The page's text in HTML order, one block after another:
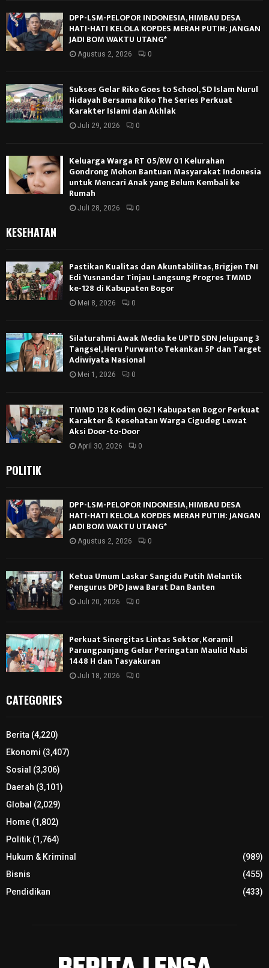
DPP-LSM-PELOPOR INDONESIA, HIMBAU DESA
HATI-HATI KELOLA KOPDES MERAH PUTIH: JANGAN
JADI BOM WAKTU UTANG*
Agustus 2, 2026 0
Sukses Gelar Riko Goes to School, SD Islam Nurul
Hidayah Bersama Riko The Series Perkuat
Karakter Islami dan Akhlak
Juli 29, 2026 0
Keluarga Warga RT 05/RW 01 Kelurahan
Gondrong Mohon Bantuan Masyarakat Indonesia
untuk Mencari Anak yang Belum Kembali ke
Rumah
Juli 28, 2026 0
KESEHATAN
Pastikan Kualitas dan Akuntabilitas, Brigjen TNI
Edi Yusnandar Tinjau Langsung Progres TMMD
ke-128 di Kabupaten Bogor
Mei 8, 2026 0
Silaturahmi Awak Media ke UPTD SDN Jelupang 3
Tangsel, Heru Purwanto Tekankan 5P dan Target
Adiwiyata Nasional
Mei 1, 2026 0
TMMD 128 Kodim 0621 Kabupaten Bogor Perkuat
Karakter & Kesehatan Warga Cigudeg Lewat
Aksi Door-to-Door
April 30, 2026 0
POLITIK
DPP-LSM-PELOPOR INDONESIA, HIMBAU DESA
HATI-HATI KELOLA KOPDES MERAH PUTIH: JANGAN
JADI BOM WAKTU UTANG*
Agustus 2, 2026 0
Ketua Umum Laskar Sangidu Putih Melantik
Pengurus DPD Jawa Barat Dan Banten
Juli 20, 2026 0
Perkuat Sinergitas Lintas Sektor, Koramil
Parungpanjang Gelar Peringatan Maulid Nabi
1448 H dan Tasyakuran
Juli 18, 2026 0
CATEGORIES
Berita (4,220)
Ekonomi (3,407)
Sosial (3,306)
Daerah (3,101)
Global (2,029)
Home (1,802)
Politik (1,764)
Hukum & Kriminal
(989)
Bisnis
(455)
Pendidikan
(433)